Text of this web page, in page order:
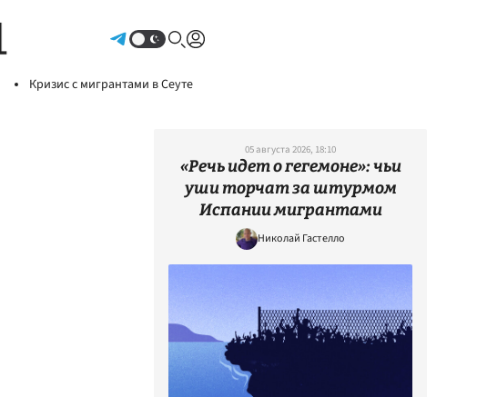
Кризис с мигрантами в Сеуте
05 августа 2026, 18:10
«Речь идет о гегемоне»: чьи
уши торчат за штурмом
Испании мигрантами
Николай Гастелло